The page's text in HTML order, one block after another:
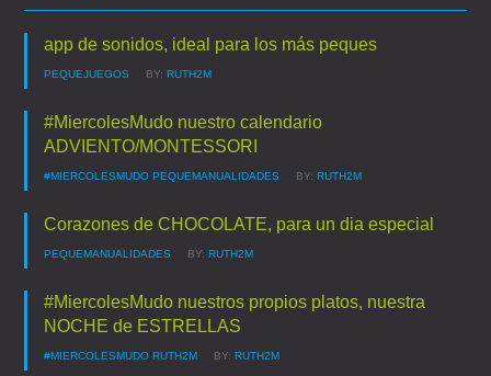
app de sonidos, ideal para los más peques
PEQUEJUEGOS BY:RUTH2M
#MiercolesMudo nuestro calendario
ADVIENTO/MONTESSORI
#MIERCOLESMUDO PEQUEMANUALIDADES BY:RUTH2M
Corazones de CHOCOLATE, para un dia especial
PEQUEMANUALIDADES BY:RUTH2M
#MiercolesMudo nuestros propios platos, nuestra
NOCHE de ESTRELLAS
#MIERCOLESMUDO RUTH2M BY:RUTH2M